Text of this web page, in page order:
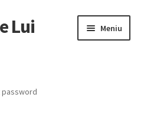
Lui
Meniu
password